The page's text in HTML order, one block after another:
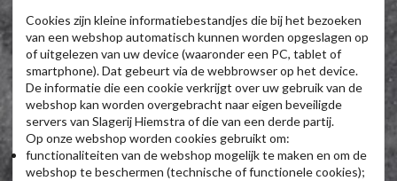
Cookies zijn kleine informatiebestandjes die bij het bezoeken
van een webshop automatisch kunnen worden opgeslagen op
of uitgelezen van uw device (waaronder een PC, tablet of
smartphone). Dat gebeurt via de webbrowser op het device.
De informatie die een cookie verkrijgt over uw gebruik van de
webshop kan worden overgebracht naar eigen beveiligde
servers van Slagerij Hiemstra of die van een derde partij.
Op onze webshop worden cookies gebruikt om:
functionaliteiten van de webshop mogelijk te maken en om de
webshop te beschermen (technische of functionele cookies);